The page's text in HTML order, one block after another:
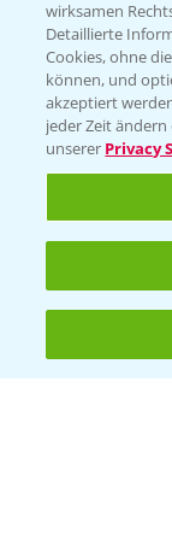
T.+49
KONTAKT
Hilfe in
T.+49
wirksamen
Detaillierte
Cookies, ohne
können, und
akzeptiert
jeder Zeit
unserer Privacy